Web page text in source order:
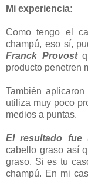
Mi experiencia:
Como tengo el
champú, eso sí,
Franck Provost
producto penetren
También
utiliza muy poco
medios a puntas.
El resultado fue
cabello graso así
graso. Si es tu
champú. En mi